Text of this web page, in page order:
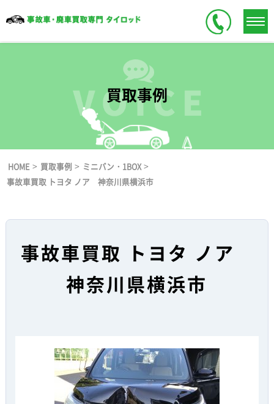
買取事例
HOME > 買取事例 > ミニバン・1BOX>
事故車買取 トヨタ ノア 神奈川県横浜市
事故車買取 トヨタ ノア
神奈川県横浜市